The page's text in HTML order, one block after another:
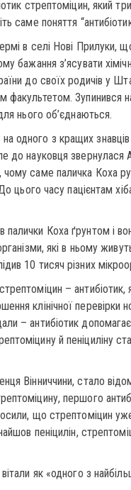
стрептоміцин, який
саме поняття
в селі Нові Прилуки,
з’ясувати
до своїх родичів у
факультетом. Зупинився
нього об’єднаються.
з кращих знавців
до науковця звернулася
саме паличка Коха
цього часу пацієнтам
Коха ґрунтом і
які в ньому
10 тисяч різних
– антибіотик,
клінічної перевірки
– антибіотик
й пеніциліну
Вінниччини, стало
першого
що стрептоміцин
пеніцилін,
як «одного з